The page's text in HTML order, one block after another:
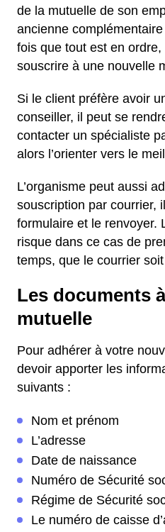
de la mutuelle de son
ancienne
fois que tout est en
souscrire à une nouvelle
Si le client préfère avoir
conseiller, il peut se
contacter un spécialiste
alors l’orienter vers le
L’organisme peut aussi
souscription par courrier,
formulaire et le renvoyer.
risque dans ce cas de
temps, que le courrier
Les documents
mutuelle
Pour adhérer à votre
devoir apporter les
suivants :
Nom et prénom
L’adresse
Date de naissance
Numéro de Sécurité
Régime de Sécurité
Le numéro de caisse